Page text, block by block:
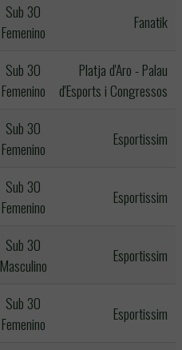
Sub 30
Femenino
Fanatik
Sub 30
Femenino
Platja d'Aro - Palau
d'Esports i Congressos
Sub 30
Femenino
Esportissim
Sub 30
Femenino
Esportissim
Sub 30
Masculino
Esportissim
Sub 30
Femenino
Esportissim